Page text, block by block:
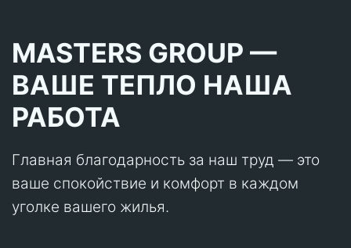
MASTERS GROUP —
ВАШЕ ТЕПЛО НАША
РАБОТА
Главная благодарность за наш труд — это
ваше спокойствие и комфорт в каждом
уголке вашего жилья.